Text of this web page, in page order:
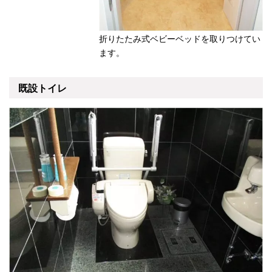
折りたたみ式ベビーベッドを取りつけてい
ます。
既設トイレ